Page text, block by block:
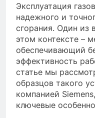
Эксплуатация
надежного и
сгорания. Один из
этом контексте –
обеспечивающий
эффективность
статье мы
образцов такого
компанией
ключевые